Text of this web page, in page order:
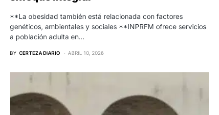
**La obesidad también está relacionada con factores
genéticos, ambientales y sociales **INPRFM ofrece servicios
a población adulta en…
BY CERTEZA DIARIO ABRIL 10, 2026